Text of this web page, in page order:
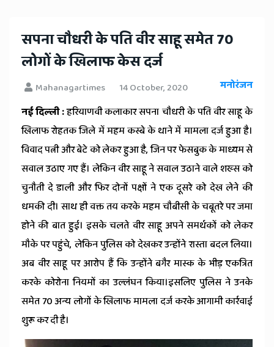
Hindi
News,
Hindi
Samachar,
Jaipur
Rajasthan
News
सपना चौधरी के पति वीर साहू समेत 70
लोगों के खिलाफ केस दर्ज
Mahanagartimes 14 October, 2020
मनोरंजन
नई दिल्ली :हरियाणवी कलाकार सपना चौधरी के पति वीर साहू के
खिलाफ रोहतक जिले में महम कस्बे के थाने में मामला दर्ज हुआ है।
विवाद पत्नी और बेटे को लेकर हुआ है, जिन पर फेसबुक के माध्यम से
सवाल उठाए गए हैं। लेकिन वीर साहू ने सवाल उठाने वाले शख्स को
चुनौती दे डाली और फिर दोनों पक्षों ने एक दूसरे को देख लेने की
धमकी दी। साथ ही वक्त तय करके महम चौबीसी के चबूतरे पर जमा
होने की बात हुई। इसके चलते वीर साहू अपने समर्थकों को लेकर
मौके पर पहुंचे, लेकिन पुलिस को देखकर उन्होंने रास्ता बदल लिया।
अब वीर साहू पर आरोप हैं कि उन्होंने बगैर मास्क के भीड़ एकत्रित
करके कोरोना नियमों का उल्लंघन किया।इसलिए पुलिस ने उनके
समेत 70 अन्य लोगों के खिलाफ मामला दर्ज करके आगामी कार्रवाई
शुरू कर दी है।